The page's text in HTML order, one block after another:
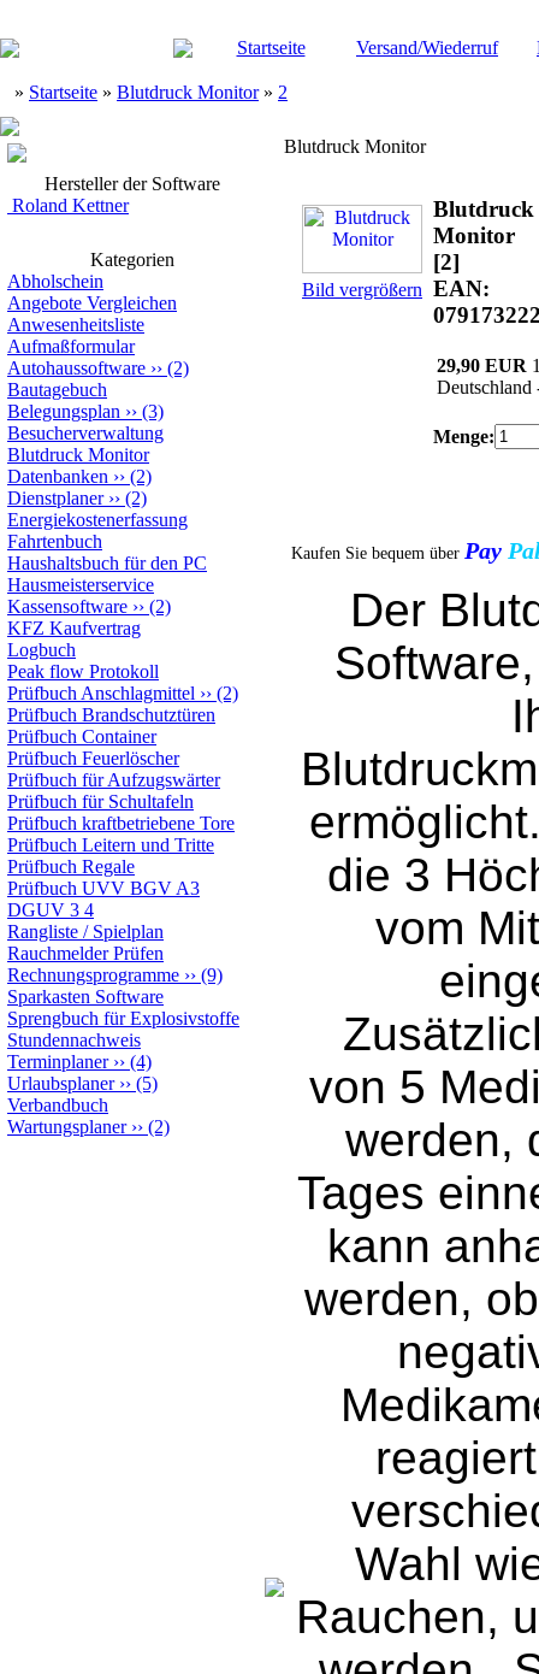
Startseite Versand/Wiederruf
» Startseite » Blutdruck Monitor» 2
Hersteller der Software
Roland Kettner
Kategorien
Abholschein
Angebote Vergleichen
Anwesenheitsliste
Aufmaßformular
Autohaussoftware ›› (2)
Bautagebuch
Belegungsplan ›› (3)
Besucherverwaltung
Blutdruck Monitor
Datenbanken ›› (2)
Dienstplaner›› (2)
Energiekostenerfassung
Fahrtenbuch
Haushaltsbuch für den PC
Hausmeisterservice
Kassensoftware ›› (2)
KFZ Kaufvertrag
Logbuch
Peak flow Protokoll
Prüfbuch Anschlagmittel ›› (2)
Prüfbuch Brandschutztüren
Prüfbuch Container
Prüfbuch Feuerlöscher
Prüfbuch für Aufzugswärter
Prüfbuch für Schultafeln
Prüfbuch kraftbetriebene Tore
Prüfbuch Leitern und Tritte
Prüfbuch Regale
Prüfbuch UVV BGV A3
DGUV 3 4
Rangliste / Spielplan
Rauchmelder Prüfen
Rechnungsprogramme ›› (9)
Sparkasten Software
Sprengbuch für Explosivstoffe
Stundennachweis
Terminplaner›› (4)
Urlaubsplaner›› (5)
Verbandbuch
Wartungsplaner›› (2)
Blutdruck Monitor
Bild vergrößern
Blutdruck
Monitor
[2]
EAN:
29,90 EUR
Deutschland
Menge:
Kaufen Sie bequem über Pay
Der
die 3
vom
von 5
werden,
Tages
kann
werden,
Wahl
Rauchen,